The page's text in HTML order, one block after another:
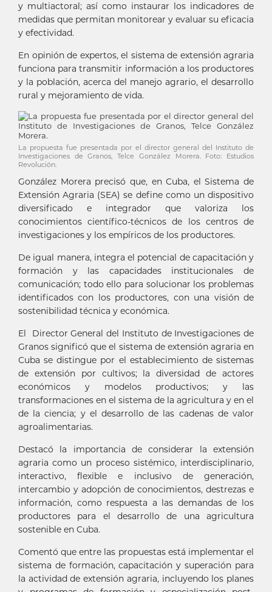
y multiactoral; así como instaurar los indicadores de
medidas que permitan monitorear y evaluar su eficacia
y efectividad.
En opinión de expertos, el sistema de extensión agraria
funciona para transmitir información a los productores
y la población, acerca del manejo agrario, el desarrollo
rural y mejoramiento de vida.
La propuesta fue presentada por el director general del Instituto de
Investigaciones de Granos, Telce González Morera. Foto: Estudios
Revolución.
González Morera precisó que, en Cuba, el Sistema de
Extensión Agraria (SEA) se define como un dispositivo
diversificado e integrador que valoriza los
conocimientos científico-técnicos de los centros de
investigaciones y los empíricos de los productores.
De igual manera, integra el potencial de capacitación y
formación y las capacidades institucionales de
comunicación; todo ello para solucionar los problemas
identificados con los productores, con una visión de
sostenibilidad técnica y económica.
El Director General del Instituto de Investigaciones de
Granos significó que el sistema de extensión agraria en
Cuba se distingue por el establecimiento de sistemas
de extensión por cultivos; la diversidad de actores
económicos y modelos productivos; y las
transformaciones en el sistema de la agricultura y en el
de la ciencia; y el desarrollo de las cadenas de valor
agroalimentarias.
Destacó la importancia de considerar la extensión
agraria como un proceso sistémico, interdisciplinario,
interactivo, flexible e inclusivo de generación,
intercambio y adopción de conocimientos, destrezas e
información, como respuesta a las demandas de los
productores para el desarrollo de una agricultura
sostenible en Cuba.
Comentó que entre las propuestas está implementar el
sistema de formación, capacitación y superación para
la actividad de extensión agraria, incluyendo los planes